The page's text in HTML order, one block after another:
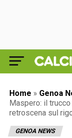
Home » Genoa
Maspero: il
retroscena sul
GENOA NEWS